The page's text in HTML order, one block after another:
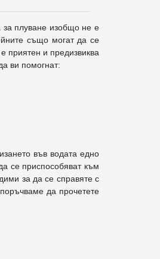
за плуване изобщо не е
също могат да се
приятен и предизвиква
ви помогнат:
във водата едно
се приспособяват към
за да се справяте с
да прочетете